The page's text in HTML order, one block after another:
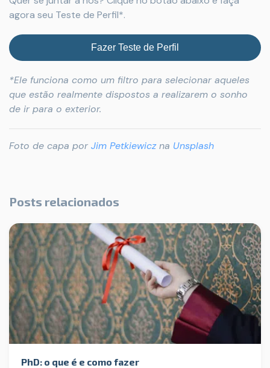
agora seu Teste de Perfil*.
Fazer Teste de Perfil
*Ele funciona como um filtro para selecionar aqueles
que estão realmente dispostos a realizarem o sonho
de ir para o exterior.
Foto de capa por Jim Petkiewiczna Unsplash
Posts relacionados
PhD: o que é e como fazer